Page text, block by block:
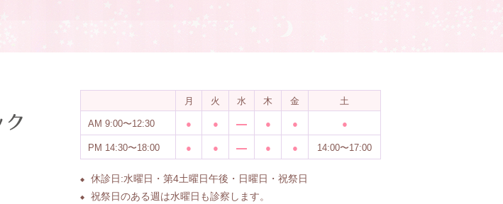
月 火 水 木 金 土
AM 9:00〜12:30 ● ● ● ● ●
PM 14:30〜18:00 ● ● ● ● 14:00〜17:00
休診日:水曜日・第4土曜日午後・日曜日・祝祭日
祝祭日のある週は水曜日も診察します。